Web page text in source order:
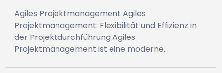
Agiles Projektmanagement Agiles
Projektmanagement: Flexibilität und Effizienz in
der Projektdurchführung Agiles
Projektmanagement ist eine moderne…